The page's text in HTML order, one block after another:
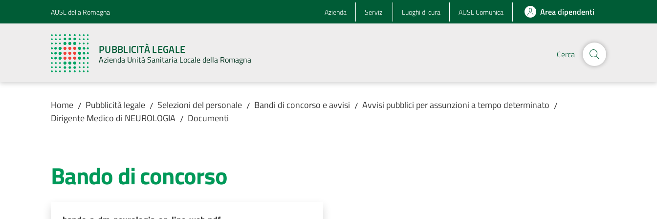
Vai al contenuto
Vai alla navigazioneAUSL della Romagna Azienda Servizi Luoghi di cura AUSL Comunica Area dipendenti
PUBBLICITÀ LEGALE
Azienda Unità Sanitaria Locale della Romagna Cerca
Home / Pubblicità legale / Selezioni del personale / Bandi di concorso e avvisi / Avvisi pubblici per assunzioni a tempo determinato /
Dirigente Medico di NEUROLOGIA / Documenti
Bando di concorso